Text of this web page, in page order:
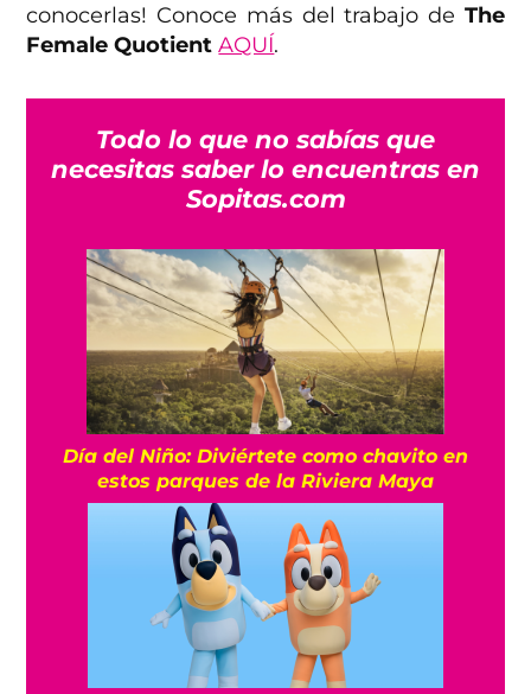
conocerlas! Conoce más del trabajo de The
Female Quotient AQUÍ.
Todo lo que no sabías que
necesitas saber lo encuentras en
Sopitas.com
Día del Niño: Diviértete como chavito en
estos parques de la Riviera Maya